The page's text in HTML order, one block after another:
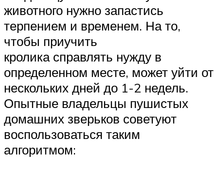
животного нужно запастись
терпением и временем. На то,
чтобы приучить
кролика справлять нужду в
определенном месте, может уйти от
нескольких дней до 1-2 недель.
Опытные владельцы пушистых
домашних зверьков советуют
воспользоваться таким
алгоритмом: